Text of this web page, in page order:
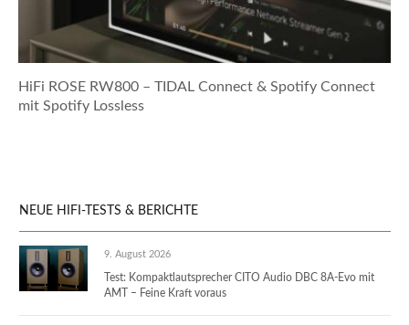
HiFi ROSE RW800 – TIDAL Connect & Spotify Connect
mit Spotify Lossless
NEUE HIFI-TESTS & BERICHTE
9. August 2026
Test: Kompaktlautsprecher CITO Audio DBC 8A-Evo mit
AMT – Feine Kraft voraus